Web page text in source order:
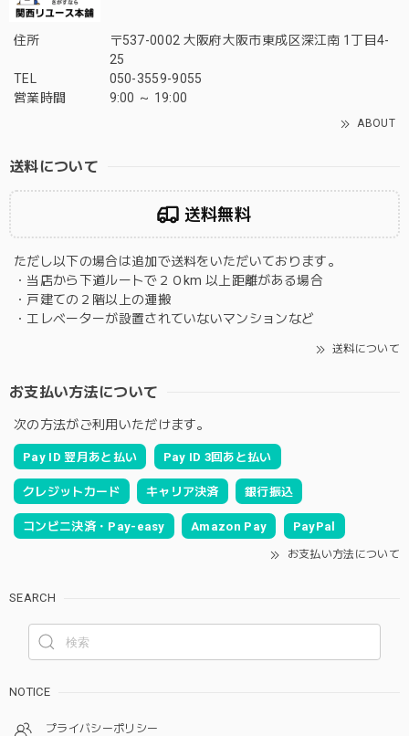
住所
〒537-0002 大阪府大阪市東成区深江南 1丁目4-
25
TEL
050-3559-9055
営業時間
9:00 ～ 19:00
ABOUT
送料について
送料無料
ただし以下の場合は追加で送料をいただいております。
・当店から下道ルートで２０km 以上距離がある場合
・戸建ての２階以上の運搬
・エレベーターが設置されていないマンションなど
送料について
お支払い方法について
次の方法がご利用いただけます。
Pay ID 翌月あと払い Pay ID 3回あと払い
クレジットカード キャリア決済 銀行振込
コンビニ決済・Pay-easy Amazon Pay PayPal
お支払い方法について
SEARCH
NOTICE
プライバシーポリシー